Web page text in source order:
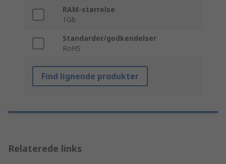
RAM-størrelse
1Gb
Standarder/godkendelser
RoHS
Find lignende produkter
Relaterede links